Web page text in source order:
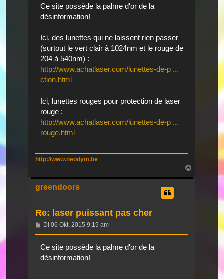
Ce site possède la palme d'or de la
désinformation!
Ici, des lunettes qui ne laissent rien passer
(surtout le vert clair à 1024nm et le rouge de
204 à 540nm) :
http://www.achatlaser.com/lunettes-de-p ...
ction.html
Ici, lunettes rouges pour protection de laser
rouge :
http://www.achatlaser.com/lunettes-de-p ...
rouge.html
http://www.neodym.be
greendoors
Re: laser puissant pas cher
Beitrag
Di 06 Okt, 2015 9:19 am
Ce site possède la palme d'or de la
désinformation!